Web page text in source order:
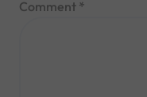
Comment *